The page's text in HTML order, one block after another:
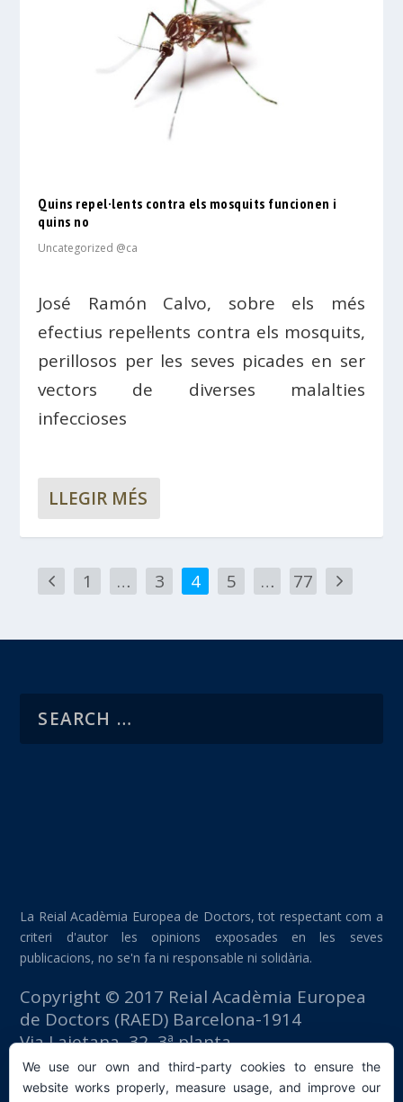
Quins repel·lents contra els mosquits funcionen i
quins no
Uncategorized @ca
José Ramón Calvo, sobre els més
efectius repel·lents contra els mosquits,
perillosos per les seves picades en ser
vectors de diverses malalties
infeccioses
LLEGIR MÉS
1 … 3 4 5 … 77
La Reial Acadèmia Europea de Doctors, tot respectant com a
criteri d'autor les opinions exposades en les seves
publicacions, no se'n fa ni responsable ni solidària.
Copyright © 2017 Reial Acadèmia Europea
de Doctors (RAED) Barcelona-1914
Via Laietana, 32, 3ª planta
Edifici Foment del Treball
08003 Barcelona (España)
We use our own and third-party cookies to ensure the
website works properly, measure usage, and improve our